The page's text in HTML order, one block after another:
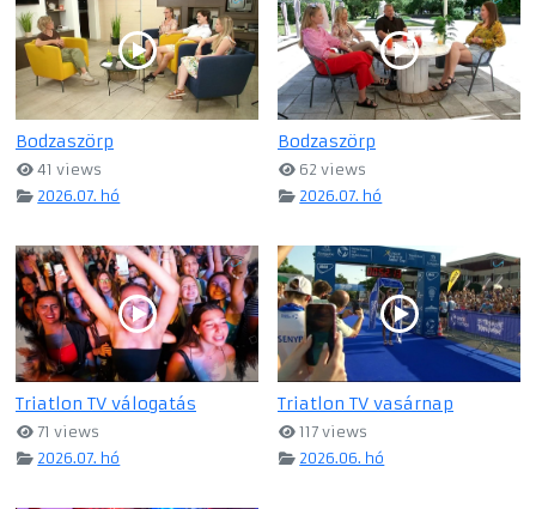
Bodzaszörp
41 views
2026.07. hó
Bodzaszörp
62 views
2026.07. hó
Triatlon TV válogatás
71 views
2026.07. hó
Triatlon TV vasárnap
117 views
2026.06. hó